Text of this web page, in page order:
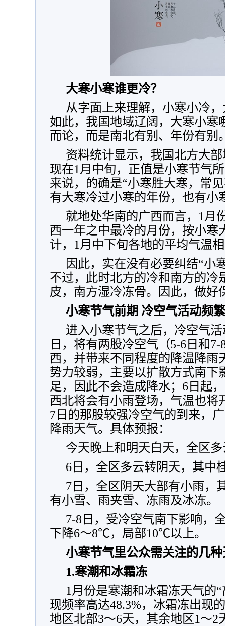
大寒小寒谁更冷？
从字面上来理解，小寒小冷
如此，我国地域辽阔，大寒小寒
而论，而是南北有别、年份有别
资料统计显示，我国北方大
现在1月中旬，正值是小寒节气
来说，的确是“小寒胜大寒，常
有大寒冷过小寒的年份，也有小
就地处华南的广西而言，1月
西一年之中最冷的月份，按小寒
计，1月中下旬各地的平均气温
因此，实在没有必要纠结“小
不过，此时北方的冷和南方的
皮，南方湿冷冻骨。因此，做好
小寒节气前期 冷空气活动频繁
进入小寒节气之后，冷空气
日，将有两股冷空气（5-6日和
西，并带来不同程度的降温降雨
势力较弱，主要以扩散方式南下
足，因此不会造成降水；6日起
西北将会有小雨登场，气温也将
7日的那股较强冷空气的到来，
降雨天气。具体预报：
今天晚上和明天白天，全区
6日，全区多云转阴天，其中
7日，全区阴天大部有小雨，
有小雪、雨夹雪、冻雨及冰冻。
7-8日，受冷空气南下影响，
下降6～8℃，局部10℃以上。
小寒节气里公众需关注的几
1.寒潮和冰霜冻
1月份是寒潮和冰霜冻天气的
现频率高达48.3%，冰霜冻出现
地区北部3～6天，其余地区1～2